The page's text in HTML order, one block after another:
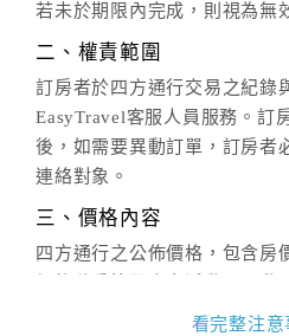
若未於期限內完成，則視為無
二、權責範圍
訂房者於四方通行交易之紀錄
EasyTravel客服人員服務。訂
後，如需要異動訂單，訂房者
連絡對象。
三、價格內容
四方通行之公佈價格，包含房
價」之當日價格為標準。
看完整注意